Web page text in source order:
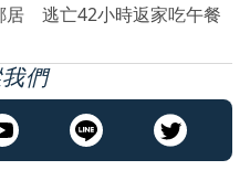
居 逃亡42小時返家吃午餐
們